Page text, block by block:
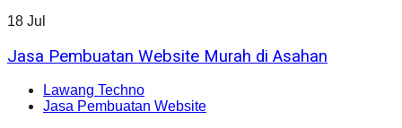
18 Jul
Jasa Pembuatan Website Murah di Asahan
Lawang Techno
Jasa Pembuatan Website